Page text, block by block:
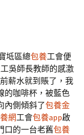
坻區總包養工會便
吳師長教師的感激
薪水就到賬了，我
的咖啡杯，被藍色
內側傾斜了包養金
網工會包養app啟
口的一台老舊包養